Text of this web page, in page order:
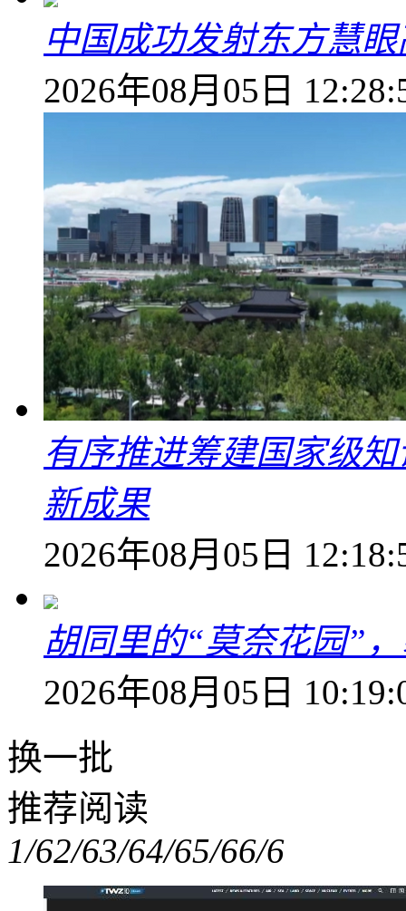
中国成功发射东方慧
2026年08月05日
有序推进筹建国家级
新成果
2026年08月05日
胡同里的“莫奈花园”
2026年08月05日
换一批
推荐阅读
1/62/63/64/65/66/6